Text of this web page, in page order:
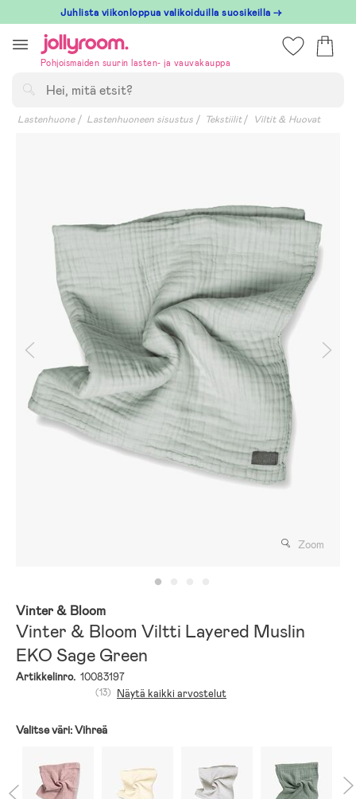
till
innehållet
Juhlista viikonloppua valikoiduilla suosikeilla →
Pohjoismaiden suurin lasten- ja vauvakauppa
Lastenhuone Lastenhuoneen sisustus Tekstiilit Viltit & Huovat
Zoom
Vinter & Bloom
Vinter & Bloom Viltti Layered Muslin
EKO Sage Green
Artikkelinro. 10083197
(13) Näytä kaikki arvostelut
Valitse väri:Vihreä